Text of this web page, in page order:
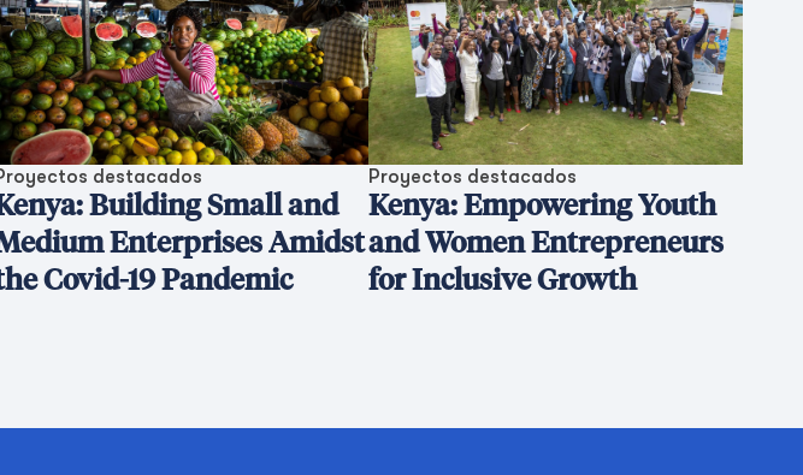
destacados
Building Small and
Enterprises Amidst
Covid-19 Pandemic
Proyectos destacados
Kenya: Empowering Youth
and Women Entrepreneurs
for Inclusive Growth